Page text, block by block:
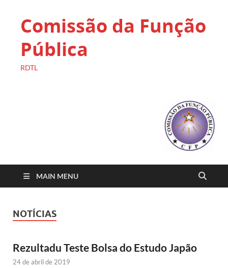
Comissão da Função
Pública
RDTL
MAIN MENU
NOTÍCIAS
Rezultadu Teste Bolsa do Estudo Japão
24 de abril de 2019